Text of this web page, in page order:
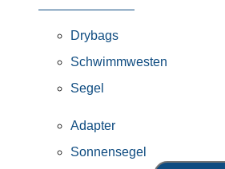
Drybags
Schwimmwesten
Segel
Adapter
Sonnensegel